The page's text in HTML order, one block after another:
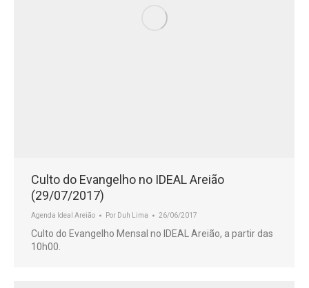
Culto do Evangelho no IDEAL Areião
(29/07/2017)
Agenda Ideal Areião Por Duh Lima 26/06/2017
Culto do Evangelho Mensal no IDEAL Areião, a partir das
10h00.